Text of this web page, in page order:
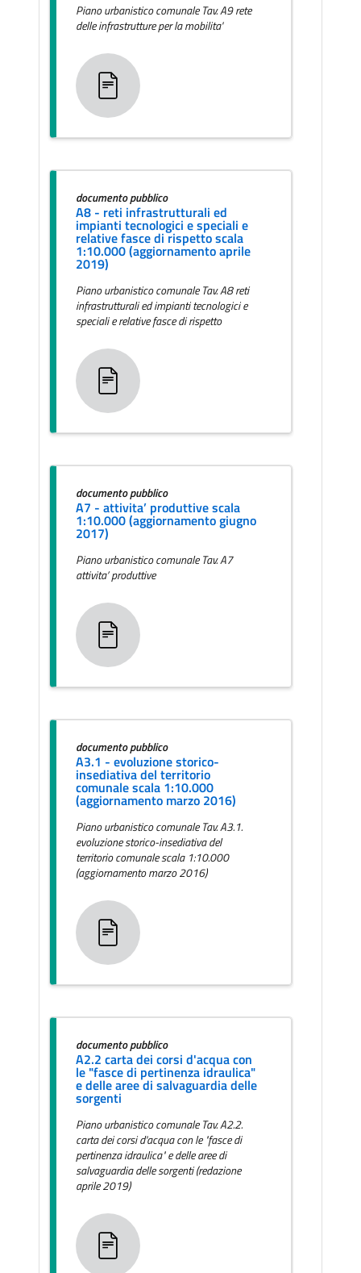
Piano urbanistico comunale Tav. A9 rete
delle infrastrutture per la mobilita'
documento pubblico
A8 - reti infrastrutturali ed
impianti tecnologici e speciali e
relative fasce di rispetto scala
1:10.000 (aggiornamento aprile
2019)
Piano urbanistico comunale Tav. A8 reti
infrastrutturali ed impianti tecnologici e
speciali e relative fasce di rispetto
documento pubblico
A7 - attivita’ produttive scala
1:10.000 (aggiornamento giugno
2017)
Piano urbanistico comunale Tav. A7
attivita’ produttive
documento pubblico
A3.1 - evoluzione storico-
insediativa del territorio
comunale scala 1:10.000
(aggiornamento marzo 2016)
Piano urbanistico comunale Tav. A3.1.
evoluzione storico-insediativa del
territorio comunale scala 1:10.000
(aggiornamento marzo 2016)
documento pubblico
A2.2 carta dei corsi d'acqua con
le "fasce di pertinenza idraulica"
e delle aree di salvaguardia delle
sorgenti
Piano urbanistico comunale Tav. A2.2.
carta dei corsi d'acqua con le "fasce di
pertinenza idraulica" e delle aree di
salvaguardia delle sorgenti (redazione
aprile 2019)